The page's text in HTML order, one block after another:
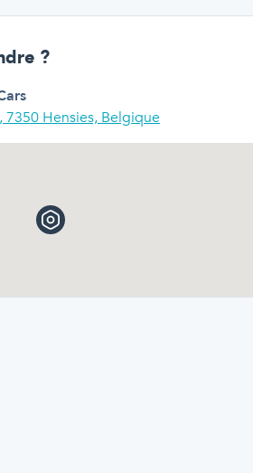
?
7350 Hensies, Belgique